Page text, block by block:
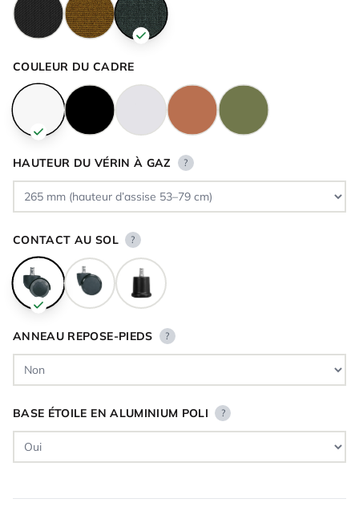
COULEUR DU CADRE
HAUTEUR DU VÉRIN À GAZ ?
CONTACT AU SOL ?
ANNEAU REPOSE-PIEDS ?
BASE ÉTOILE EN ALUMINIUM POLI ?